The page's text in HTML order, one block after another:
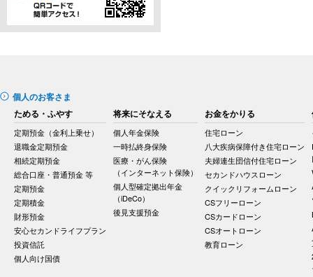
個人のお客さま
ためる・ふやす
定期預金（金利上乗せ）
退職金定期預金
相続定期預金
総合口座・普通預金 等
定期預金
定期積金
財形預金
安心セカンドライフプラン
投資信託
個人向け国債
将来にそなえる
個人年金保険
一時払終身保険
医療・がん保険
（インターネット保険）
個人型確定拠出年金
（iDeCo）
後見支援預金
お金をかりる
住宅ローン
八大疾病保障付き住宅ローン
夫婦連生団信付住宅ローン
セカンドハウスローン
クイックリフォームローン
CSフリーローン
CSカードローン
CSオートローン
教育ローン